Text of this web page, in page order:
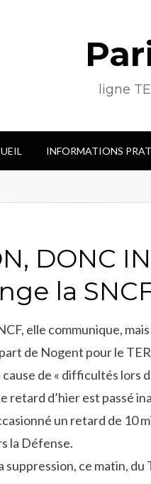
ligne
INFORMATIONS
DONC
la
elle communique,
de Nogent pour le
de « difficultés lors
retard d’hier est passé
un retard de 10
la Défense.
suppression, ce matin,